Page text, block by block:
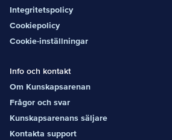
Integritetspolicy
Cookiepolicy
Cookie-inställningar
Info och kontakt
Om Kunskapsarenan
Frågor och svar
Kunskapsarenans säljare
Kontakta support